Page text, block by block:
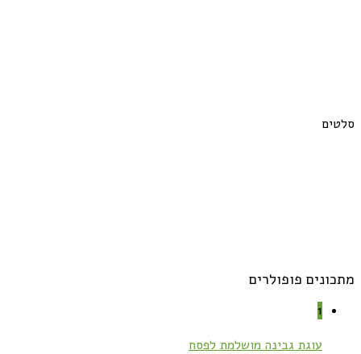
סלטים
מתכונים פופולרים
1
עוגת גבינה מושלמת לפסח